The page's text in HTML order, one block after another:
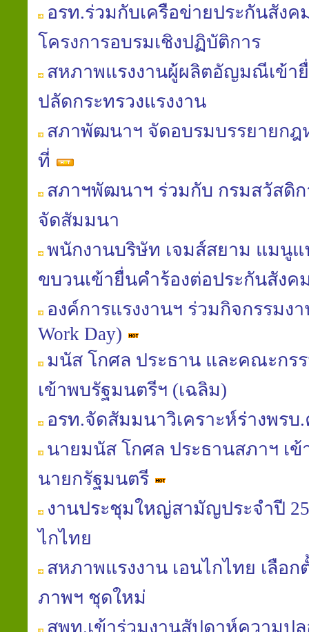
อรท.ร่วมกับเครือข่ายประกันสัง
โครงการอบรมเชิงปฏิบัติการ
สหภาพแรงงานผู้ผลิตอัญมณีเข้า
ปลัดกระทรวงแรงงาน
สภาพัฒนาฯ จัดอบรมบรรยายกฎ
ที่
สภาฯพัฒนาฯ ร่วมกับ กรมสวัสดิก
จัดสัมมนา
พนักงานบริษัท เจมส์สยาม แมนูแ
ขบวนเข้ายื่นคำร้องต่อประกันสังค
องค์การแรงงานฯ ร่วมกิจกรรมง
Work Day)
มนัส โกศล ประธาน และคณะกร
เข้าพบรัฐมนตรีฯ (เฉลิม)
อรท.จัดสัมมนาวิเคราะห์ร่างพรบ
นายมนัส โกศล ประธานสภาฯ เ
นายกรัฐมนตรี
งานประชุมใหญ่สามัญประจำปี
ไกไทย
สหภาพแรงงาน เอนไกไทย เลือ
ภาพฯ ชุดใหม่
สพท.เข้าร่วมงานสัปดาห์ความป